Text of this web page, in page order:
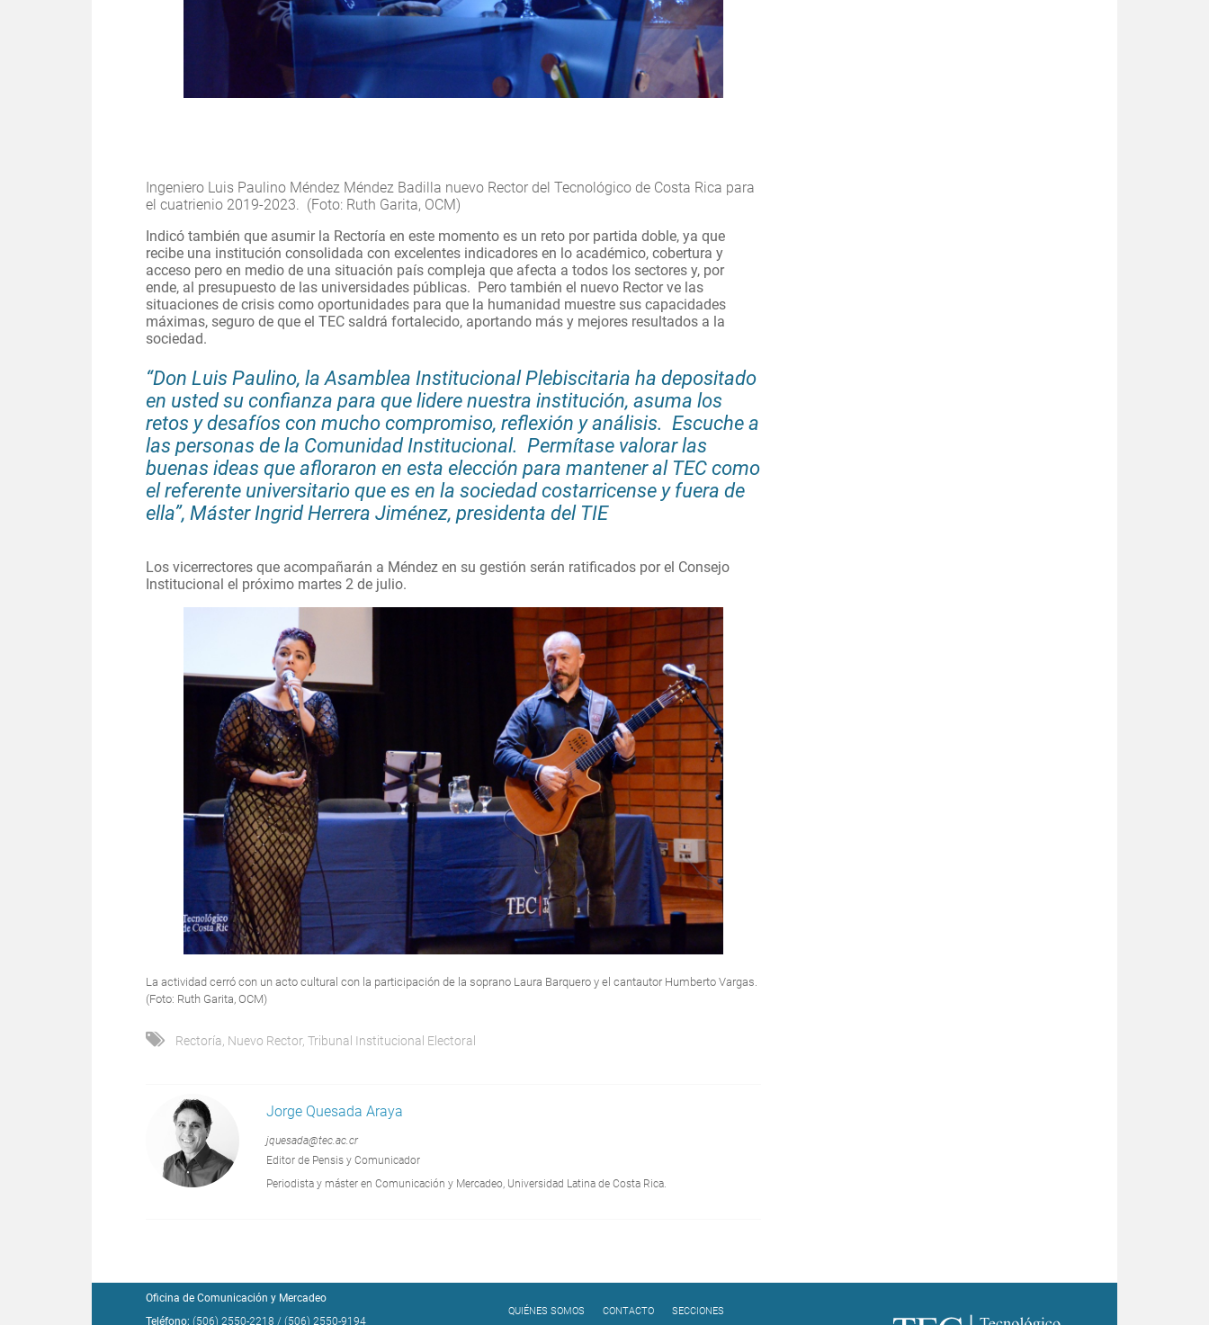
Ingeniero Luis Paulino Méndez Méndez Badilla nuevo Rector del Tecnológico de Costa Rica para
el cuatrienio 2019-2023. (Foto: Ruth Garita, OCM)
Indicó también que asumir la Rectoría en este momento es un reto por partida doble, ya que
recibe una institución consolidada con excelentes indicadores en lo académico, cobertura y
acceso pero en medio de una situación país compleja que afecta a todos los sectores y, por
ende, al presupuesto de las universidades públicas. Pero también el nuevo Rector ve las
situaciones de crisis como oportunidades para que la humanidad muestre sus capacidades
máximas, seguro de que el TEC saldrá fortalecido, aportando más y mejores resultados a la
sociedad.
“Don Luis Paulino, la Asamblea Institucional Plebiscitaria ha depositado
en usted su confianza para que lidere nuestra institución, asuma los
retos y desafíos con mucho compromiso, reflexión y análisis. Escuche a
las personas de la Comunidad Institucional. Permítase valorar las
buenas ideas que afloraron en esta elección para mantener al TEC como
el referente universitario que es en la sociedad costarricense y fuera de
ella”, Máster Ingrid Herrera Jiménez, presidenta del TIE
Los vicerrectores que acompañarán a Méndez en su gestión serán ratificados por el Consejo
Institucional el próximo martes 2 de julio.
La actividad cerró con un acto cultural con la participación de la soprano Laura Barquero y el cantautor Humberto Vargas.
(Foto: Ruth Garita, OCM)
Rectoría Nuevo Rector, Tribunal Institucional Electoral
Jorge Quesada Araya
jquesada@tec.ac.cr
Editor de Pensis y Comunicador
Periodista y máster en Comunicación y Mercadeo, Universidad Latina de Costa Rica.
Oficina de Comunicación y Mercadeo
Teléfono: (506) 2550-2218 / (506) 2550-9194
QUIÉNES SOMOS CONTACTO SECCIONES